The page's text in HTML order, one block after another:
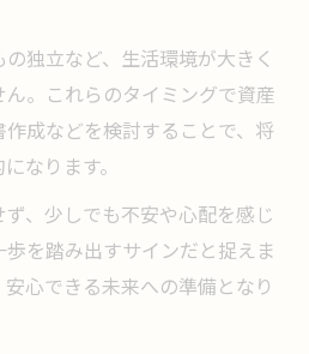
独立など、生活環境が大きく
。これらのタイミングで資産
成などを検討することで、将
なります。
ず、少しでも不安や心配を感じ
を踏み出すサインだと捉えま
心できる未来への準備となり